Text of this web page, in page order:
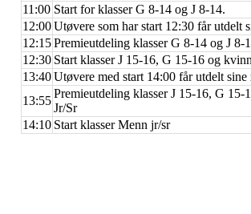
11:00 Start for klasser G 8-14 og J 8-14.
12:00Utøvere som har start 12:30 får utdelt
12:15Premieutdeling klasser G 8-14 og J 8-
12:30 Start klasser J 15-16, G 15-16 og
13:40Utøvere med start 14:00 får utdelt sine
13:55
Premieutdeling klasser J 15-16, G 15-
Jr/Sr
14:10 Start klasser Menn jr/sr